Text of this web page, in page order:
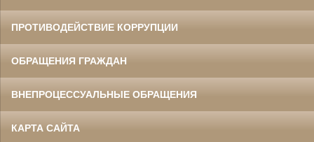
ПРОТИВОДЕЙСТВИЕ КОРРУПЦИИ
ОБРАЩЕНИЯ ГРАЖДАН
ВНЕПРОЦЕССУАЛЬНЫЕ ОБРАЩЕНИЯ
КАРТА САЙТА